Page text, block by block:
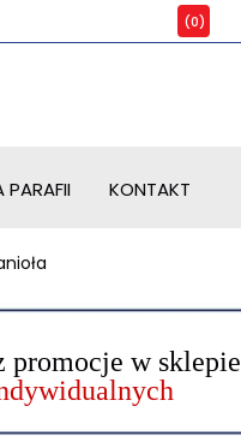
PARAFII KONTAKT
promocje w sklepie